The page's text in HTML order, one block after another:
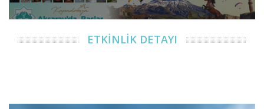
ETKİNLİK DETAYI